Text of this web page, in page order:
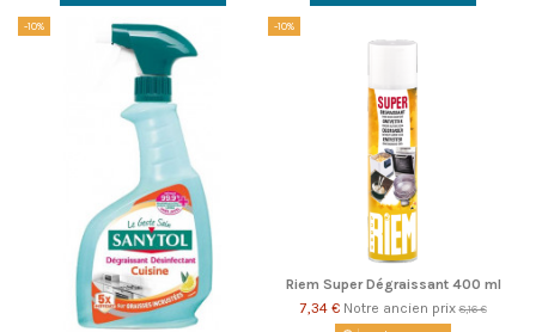
-10% -10%
Riem Super Dégraissant 400 ml
7,34 € Notre ancien prix8,16 €